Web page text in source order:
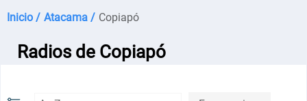
Inicio / Atacama / Copiapó
Radios de Copiapó